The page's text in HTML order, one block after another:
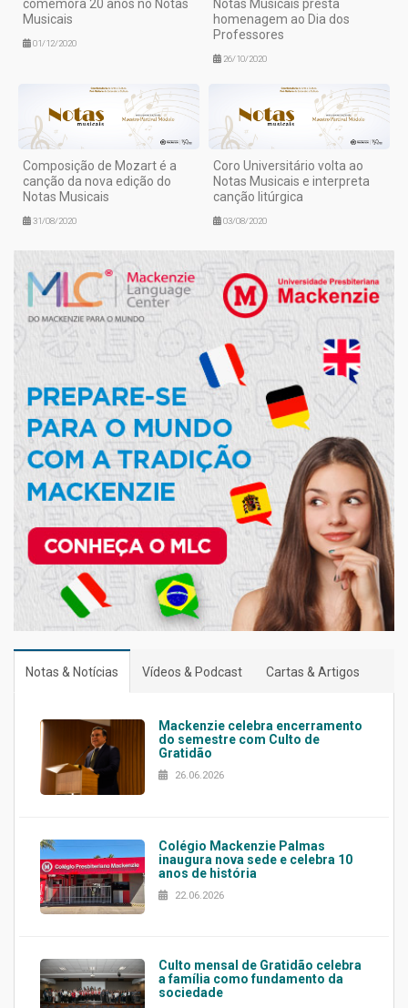
comemora 20 anos no Notas
Musicais
01/12/2020
Notas Musicais presta
homenagem ao Dia dos
Professores
26/10/2020
Composição de Mozart é a
canção da nova edição do
Notas Musicais
31/08/2020
Coro Universitário volta ao
Notas Musicais e interpreta
canção litúrgica
03/08/2020
Notas & Notícias Vídeos & Podcast Cartas & Artigos
Mackenzie celebra encerramento
do semestre com Culto de
Gratidão
26.06.2026
Colégio Mackenzie Palmas
inaugura nova sede e celebra 10
anos de história
22.06.2026
Culto mensal de Gratidão celebra
a família como fundamento da
sociedade